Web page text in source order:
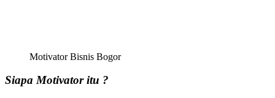
Motivator Bisnis Bogor
Siapa Motivator itu ?